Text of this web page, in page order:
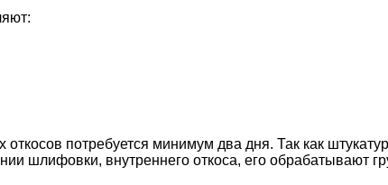
откосов потребуется минимум два дня. Так как
шлифовки, внутреннего откоса, его обрабатывают